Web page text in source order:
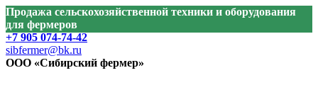
Продажа сельскохозяйственной техники и оборудования
для фермеров
+7 905 074-74-42
sibfermer@bk.ru
ООО «Сибирский фермер»